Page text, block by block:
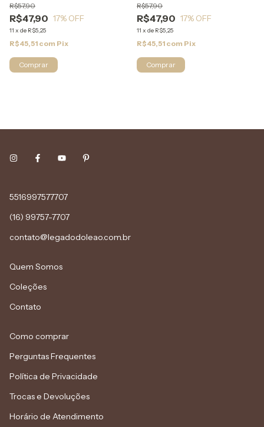
R$47,90
R$57,90
17% OFF
11 x de R$5,25
R$45,51 com Pix
R$47,90
R$57,90
17% OFF
11 x de R$5,25
R$45,51 com Pix
5516997577707
(16) 99757-7707
contato@legadodoleao.com.br
Quem Somos
Coleções
Contato
Como comprar
Perguntas Frequentes
Política de Privacidade
Trocas e Devoluções
Horário de Atendimento